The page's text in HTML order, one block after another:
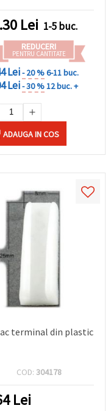
Lei 1-5 buc.
REDUCERI
PENTRU CANTITATE
Lei- 20 %6-11 buc.
Lei- 30 %12 buc. +
ADAUGA IN COS
terminal din plastic
COD: 304178
Lei